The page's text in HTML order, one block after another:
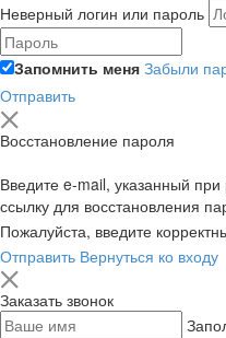
Неверный логин или пароль
Запомнить меня Забыли
Отправить
Восстановление пароля
Введите e-mail, указанный
ссылку для восстановления
Пожалуйста, введите
Отправить Вернуться ко входу
Заказать звонок